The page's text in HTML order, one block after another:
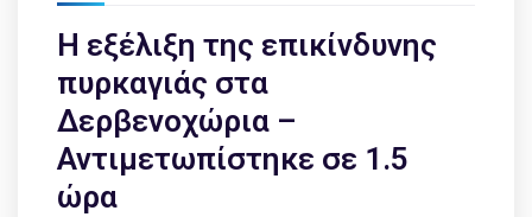
Η εξέλιξη της επικίνδυνης
πυρκαγιάς στα
Δερβενοχώρια –
Αντιμετωπίστηκε σε 1.5
ώρα